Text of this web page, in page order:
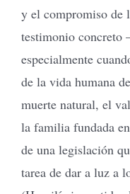
y el compromiso de
testimonio concreto
especialmente
de la vida humana
muerte natural, el
la familia fundada
de una legislación
tarea de dar a luz a